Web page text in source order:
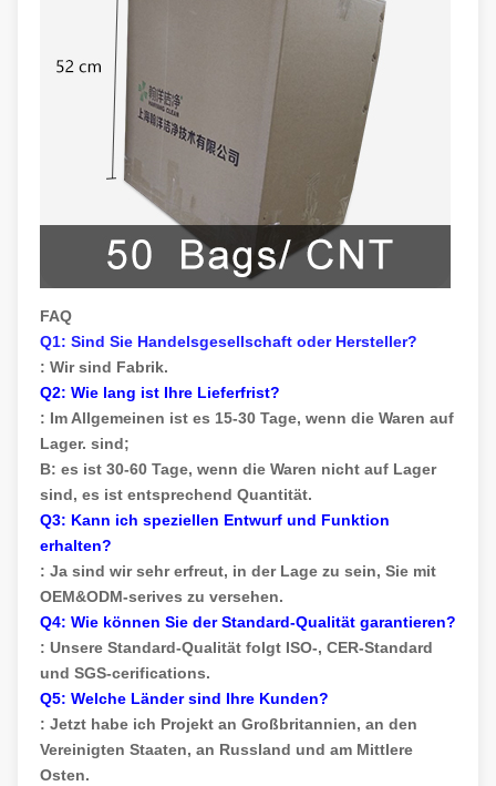
FAQ
Q1: Sind Sie Handelsgesellschaft oder Hersteller?
: Wir sind Fabrik.
Q2: Wie lang ist Ihre Lieferfrist?
: Im Allgemeinen ist es 15-30 Tage, wenn die Waren auf
Lager. sind;
B: es ist 30-60 Tage, wenn die Waren nicht auf Lager
sind, es ist entsprechend Quantität.
Q3: Kann ich speziellen Entwurf und Funktion
erhalten?
: Ja sind wir sehr erfreut, in der Lage zu sein, Sie mit
OEM&ODM-serives zu versehen.
Q4: Wie können Sie der Standard-Qualität garantieren?
: Unsere Standard-Qualität folgt ISO-, CER-Standard
und SGS-cerifications.
Q5: Welche Länder sind Ihre Kunden?
: Jetzt habe ich Projekt an Großbritannien, an den
Vereinigten Staaten, an Russland und am Mittlere
Osten.